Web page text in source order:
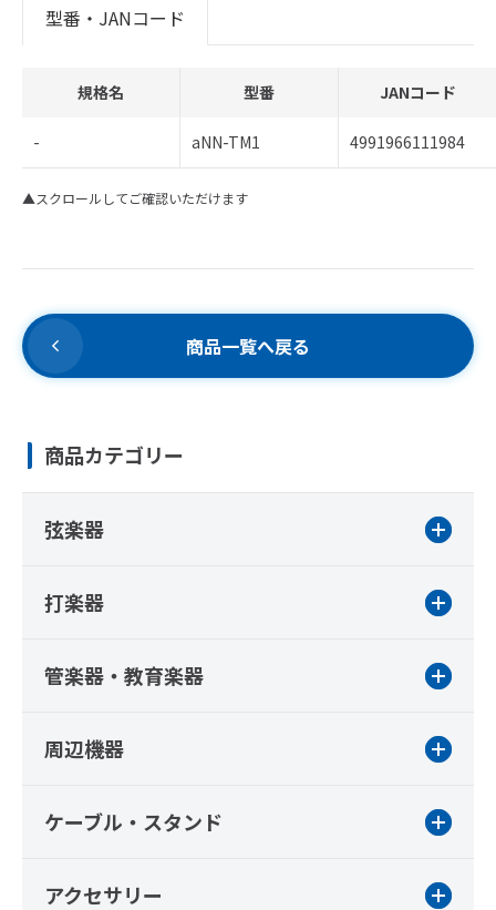
型番・JANコード
規格名 型番 JANコード
- aNN-TM1 4991966111984
▲スクロールしてご確認いただけます
商品一覧へ戻る
商品カテゴリー
弦楽器
打楽器
管楽器・教育楽器
周辺機器
ケーブル・スタンド
アクセサリー